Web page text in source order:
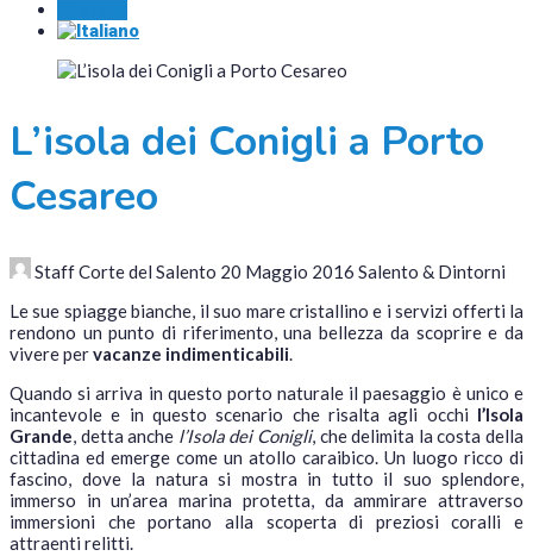
L’isola dei Conigli a Porto
Cesareo
Staff Corte del Salento 20 Maggio 2016 Salento & Dintorni
Le sue spiagge bianche, il suo mare cristallino e i servizi offerti la
rendono un punto di riferimento, una bellezza da scoprire e da
vivere pervacanze indimenticabili.
Quando si arriva in questo porto naturale il paesaggio è unico e
incantevole e in questo scenario che risalta agli occhi l’Isola
Grande, detta anche l’Isola dei Conigli, che delimita la costa della
cittadina ed emerge come un atollo caraibico. Un luogo ricco di
fascino, dove la natura si mostra in tutto il suo splendore,
immerso in un’area marina protetta, da ammirare attraverso
immersioni che portano alla scoperta di preziosi coralli e
attraenti relitti.